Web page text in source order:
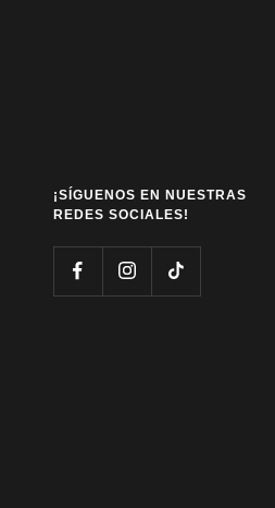
¡SÍGUENOS EN NUESTRAS
REDES SOCIALES!